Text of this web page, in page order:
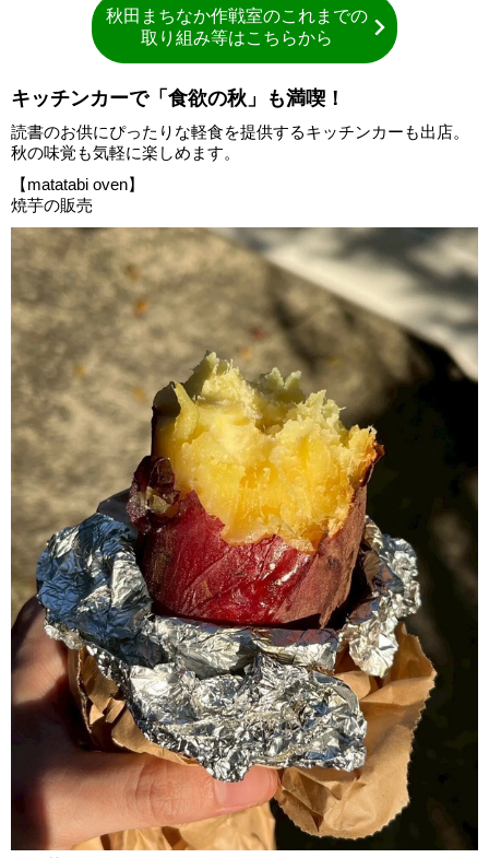
秋田まちなか作戦室のこれまでの
取り組み等はこちらから
キッチンカーで「食欲の秋」も満喫！
読書のお供にぴったりな軽食を提供するキッチンカーも出店。
秋の味覚も気軽に楽しめます。
【matatabi oven】
焼芋の販売